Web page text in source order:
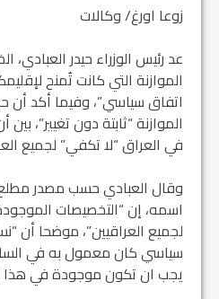
زوعا اورغ/ وكالات
الموازنة التي كانت تُمنح
اتفاق سياسي”، وفيما أكد أن
الموازنة “ثابتة دون تغيير”،
في العراق “لا تكفي” لجميع
وقال العبادي حسب مصدر
اسمه، إن “التخصيصات
سياسي كان معمول به في
يجب ان تكون موجودة في هذا